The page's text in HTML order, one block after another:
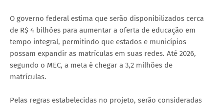
O governo federal estima que serão disponibilizados cerca
de R$ 4 bilhões para aumentar a oferta de educação em
tempo integral, permitindo que estados e municípios
possam expandir as matrículas em suas redes. Até 2026,
segundo o MEC, a meta é chegar a 3,2 milhões de
matrículas.
Pelas regras estabelecidas no projeto, serão consideradas